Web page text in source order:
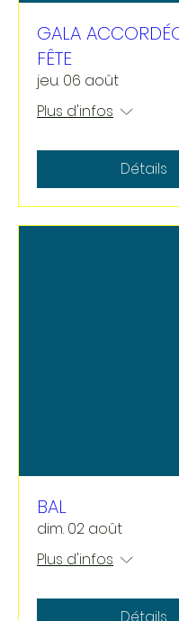
GALA
FÊTE
jeu. 06 août
Plus d'infos
Détails
BAL
dim. 02 août
Plus d'infos
Détails